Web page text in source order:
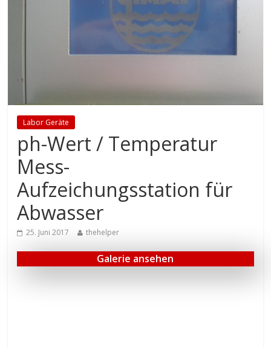
Labor Geräte
ph-Wert / Temperatur
Mess-
Aufzeichungsstation für
Abwasser
25. Juni 2017 thehelper
Galerie ansehen